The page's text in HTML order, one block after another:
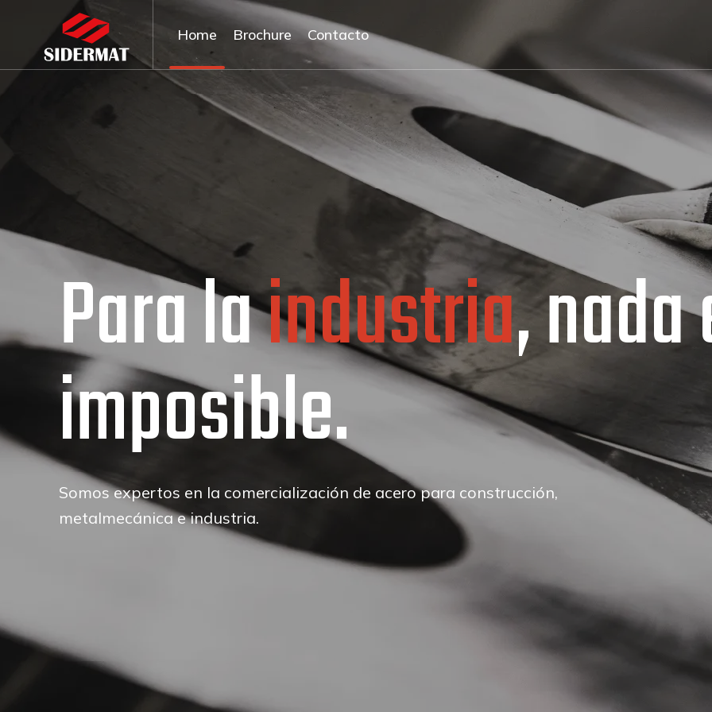
Home Brochure Contacto
el
laindustria, nada es
en la comercialización de acero para construcción,
e industria.
Innovación y
cada pieza de
Proveemos acero de la más alta calidad para la industria,
construcción y metalmecánica.
Confiabilidad y resistencia